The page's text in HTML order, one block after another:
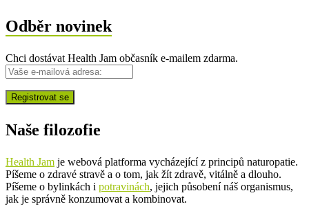
Odběr novinek
Chci dostávat Health Jam občasník e-mailem zdarma.
Naše filozofie
Health Jam je webová platforma vycházející z principů naturopatie.
Píšeme o zdravé stravě a o tom, jak žít zdravě, vitálně a dlouho.
Píšeme o bylinkách i potravinách, jejich působení náš organismus,
jak je správně konzumovat a kombinovat.